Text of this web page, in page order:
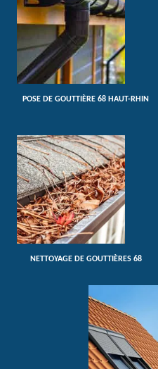
POSE DE GOUTTIÈRE 68 HAUT-RHIN
NETTOYAGE DE GOUTTIÈRES 68